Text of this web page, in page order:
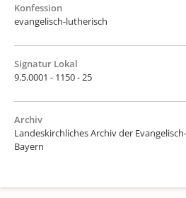
Konfession
evangelisch-lutherisch
Signatur Lokal
9.5.0001 - 1150 - 25
Archiv
Landeskirchliches Archiv der
Bayern